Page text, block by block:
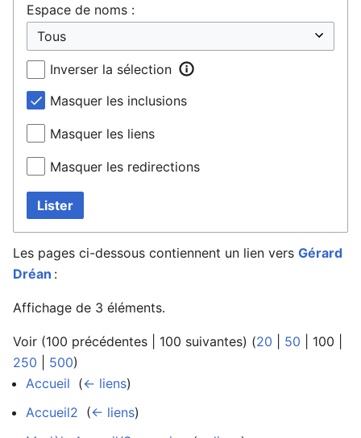
Espace de noms :
Inverser la sélection
Masquer les inclusions
Masquer les liens
Masquer les redirections
Lister
Les pages ci-dessous contiennent un lien vers Gérard
Dréan :
Affichage de 3 éléments.
Voir (100 précédentes 100 suivantes) (20 50 100
250
500)
Accueil (← liens)
Accueil2 (← liens)